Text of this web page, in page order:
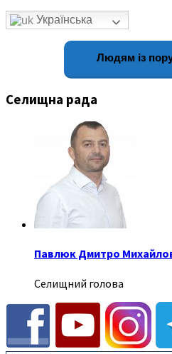
Українська
Людям із
Селищна рада
Павлюк Дмитро
Селищний голова